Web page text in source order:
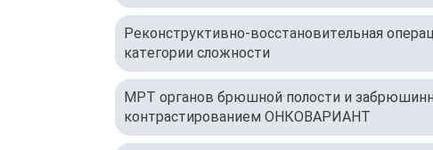
Реконструктивно-восстановительная
категории сложности
МРТ органов брюшной полости и
контрастированием ОНКОВАРИАНТ